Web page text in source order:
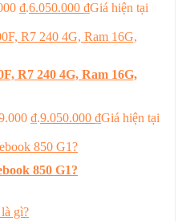
₫.6.050.000 ₫Giá hiện tại
R7 240 4G, Ram 16G,
₫.9.050.000 ₫Giá hiện tại
850 G1?